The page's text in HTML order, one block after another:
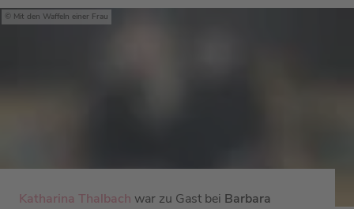
Mit den Waffeln einer Frau
Katharina Thalbach war zu Gast bei Barbara